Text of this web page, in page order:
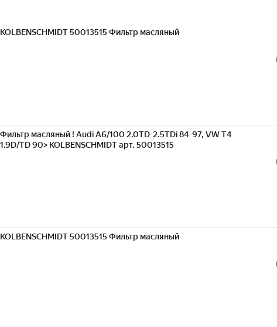
KOLBENSCHMIDT 50013515 Фильтр масляный
Фильтр масляный ! Audi A6/100 2.0TD-2.5TDi 84-97, VW T4
1.9D/TD 90> KOLBENSCHMIDT арт. 50013515
KOLBENSCHMIDT 50013515 Фильтр масляный